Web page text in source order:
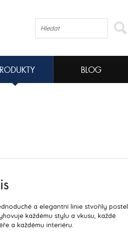
BLOG
a elegantní linie stvořily postel,
každému stylu a vkusu, každé
a každému interiéru.